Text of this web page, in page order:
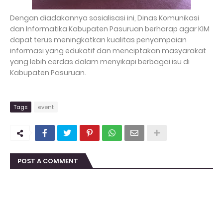
Dengan diadakannya sosialisasi ini, Dinas Komunikasi
dan Informatika Kabupaten Pasuruan berharap agar KIM
dapat terus meningkatkan kualitas penyampaian
informasi yang edukatif dan menciptakan masyarakat
yang lebih cerdas dalam menyikapi berbagai isu di
Kabupaten Pasuruan.
Tags event
POST A COMMENT